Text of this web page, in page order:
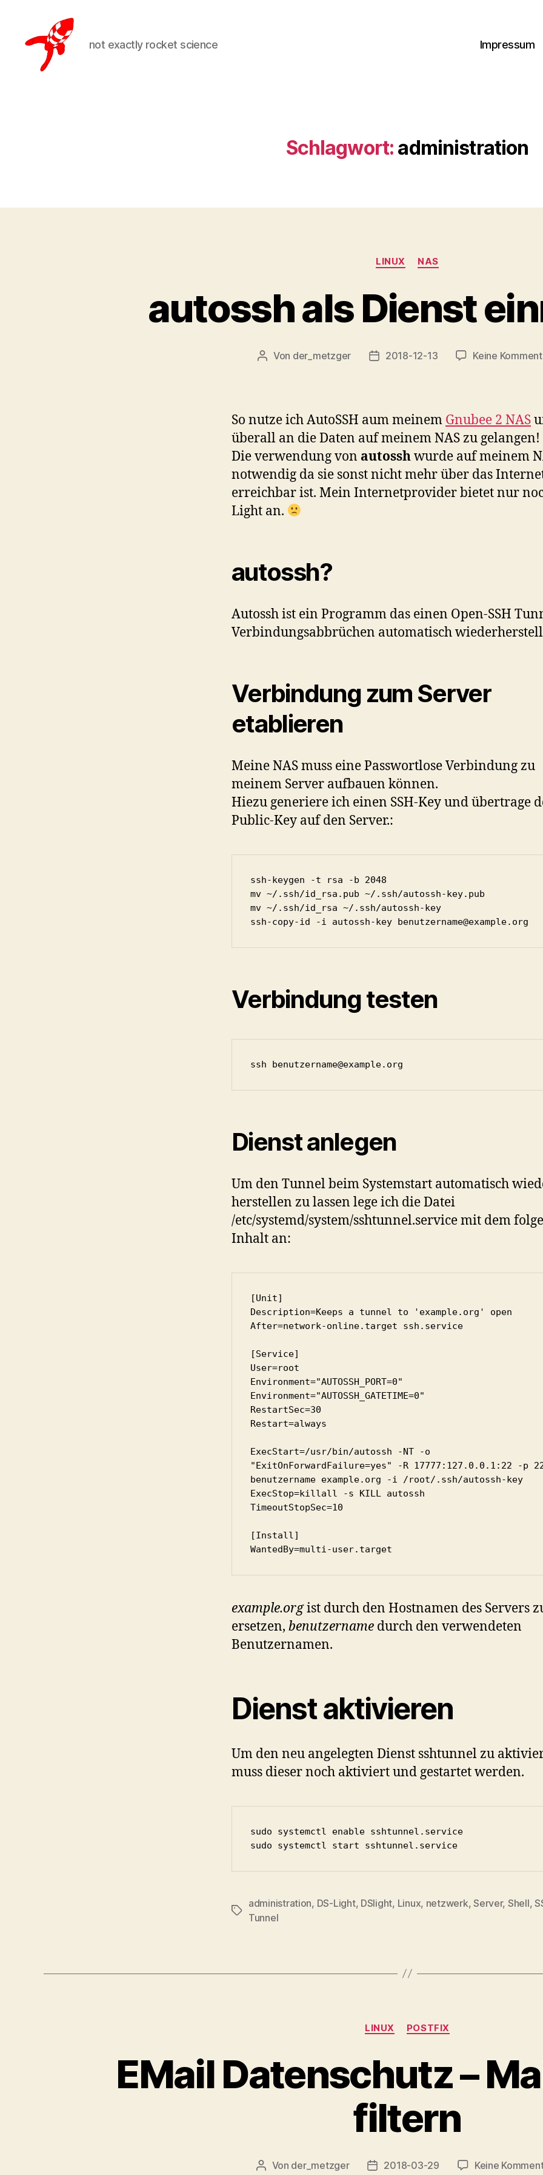
not exactly rocket science Impressum
Schlagwort: administration
Kategorien
LINUX NAS
autossh als Dienst
Beitragsautor
Von der_metzger Veröffentlichungsdatum
2018-12-13 Keine
So nutze ich AutoSSH aum meinem Gnubee 2 NAS
überall an die Daten auf meinem NAS zu gelangen!
Die verwendung von autosshwurde auf meinem
notwendig da sie sonst nicht mehr über das
erreichbar ist. Mein Internetprovider bietet nur
Light an.
autossh?
Autossh ist ein Programm das einen Open-SSH
Verbindungsabbrüchen automatisch
Verbindung zum Server
etablieren
Meine NAS muss eine Passwortlose Verbindung zu
meinem Server aufbauen können.
Hiezu generiere ich einen SSH-Key und übertrage
Public-Key auf den Server.:
ssh-keygen -t rsa -b 2048
mv ~/.ssh/id_rsa.pub ~/.ssh/autossh-key.pub
mv ~/.ssh/id_rsa ~/.ssh/autossh-key
ssh-copy-id -i autossh-key benutzername@example.org
Verbindung testen
ssh benutzername@example.org
Dienst anlegen
Um den Tunnel beim Systemstart automatisch
herstellen zu lassen lege ich die Datei
/etc/systemd/system/sshtunnel.service mit dem
Inhalt an:
[Unit]
Description=Keeps a tunnel to 'example.org' open
After=network-online.target ssh.service
[Service]
User=root
Environment="AUTOSSH_PORT=0"
Environment="AUTOSSH_GATETIME=0"
RestartSec=30
Restart=always
ExecStart=/usr/bin/autossh -NT -o
"ExitOnForwardFailure=yes" -R 17777:127.0.0.1:22 -p
benutzername example.org -i /root/.ssh/autossh-key
ExecStop=killall -s KILL autossh
TimeoutStopSec=10
[Install]
WantedBy=multi-user.target
example.orgist durch den Hostnamen des Servers
ersetzen, benutzername durch den verwendeten
Benutzernamen.
Dienst aktivieren
Um den neu angelegten Dienst sshtunnel zu
muss dieser noch aktiviert und gestartet werden.
sudo systemctl enable sshtunnel.service
sudo systemctl start sshtunnel.service
Schlagwörter
administration, DS-Light, DSlight, Linux, netzwerk,Server, Shell,
Tunnel
Kategorien
LINUX POSTFIX
EMail Datenschutz –
filtern
Beitragsautor
Von der_metzger Veröffentlichungsdatum
2018-03-29 Keine